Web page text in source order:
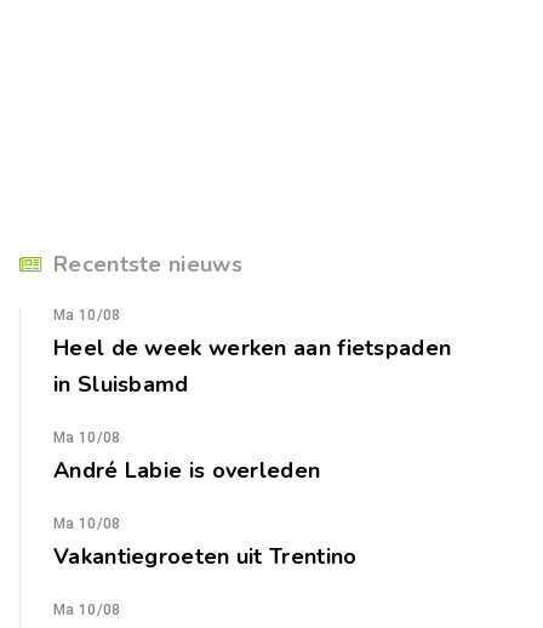
Recentste nieuws
Ma 10/08
Heel de week werken aan fietspaden
in Sluisbamd
Ma 10/08
André Labie is overleden
Ma 10/08
Vakantiegroeten uit Trentino
Ma 10/08